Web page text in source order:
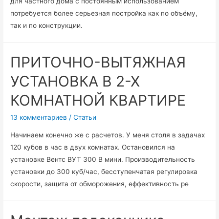
потребуется более серьезная постройка как по объёму,
так и по конструкции.
ПРИТОЧНО-ВЫТЯЖНАЯ
УСТАНОВКА В 2-Х
КОМНАТНОЙ КВАРТИРЕ
13 комментариев /Статьи
Начинаем конечно же с расчетов. У меня столя в задачах
120 кубов в час в двух комнатах. Остановился на
установке Вентс ВУТ 300 В мини. Производительность
установки до 300 куб/час, бесступенчатая регулировка
скорости, защита от обморожения, еффективность ре